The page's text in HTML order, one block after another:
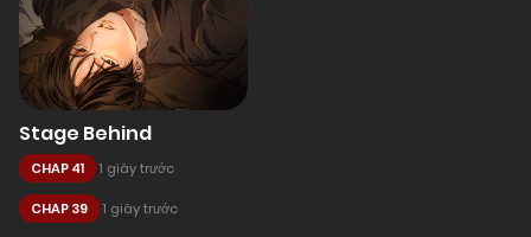
Stage Behind
CHAP 41 1 giây trước
CHAP 39 1 giây trước